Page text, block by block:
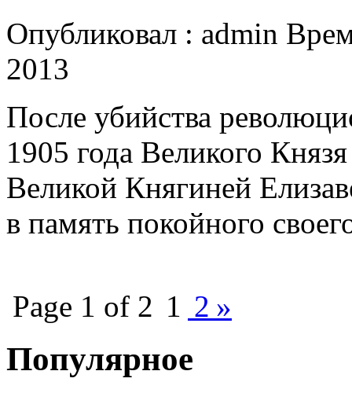
Опубликовал : admin
2013
После убийства
1905 года Великого
Великой Княгиней
в память покойного
Page 1 of 2 1 2 »
Популярное